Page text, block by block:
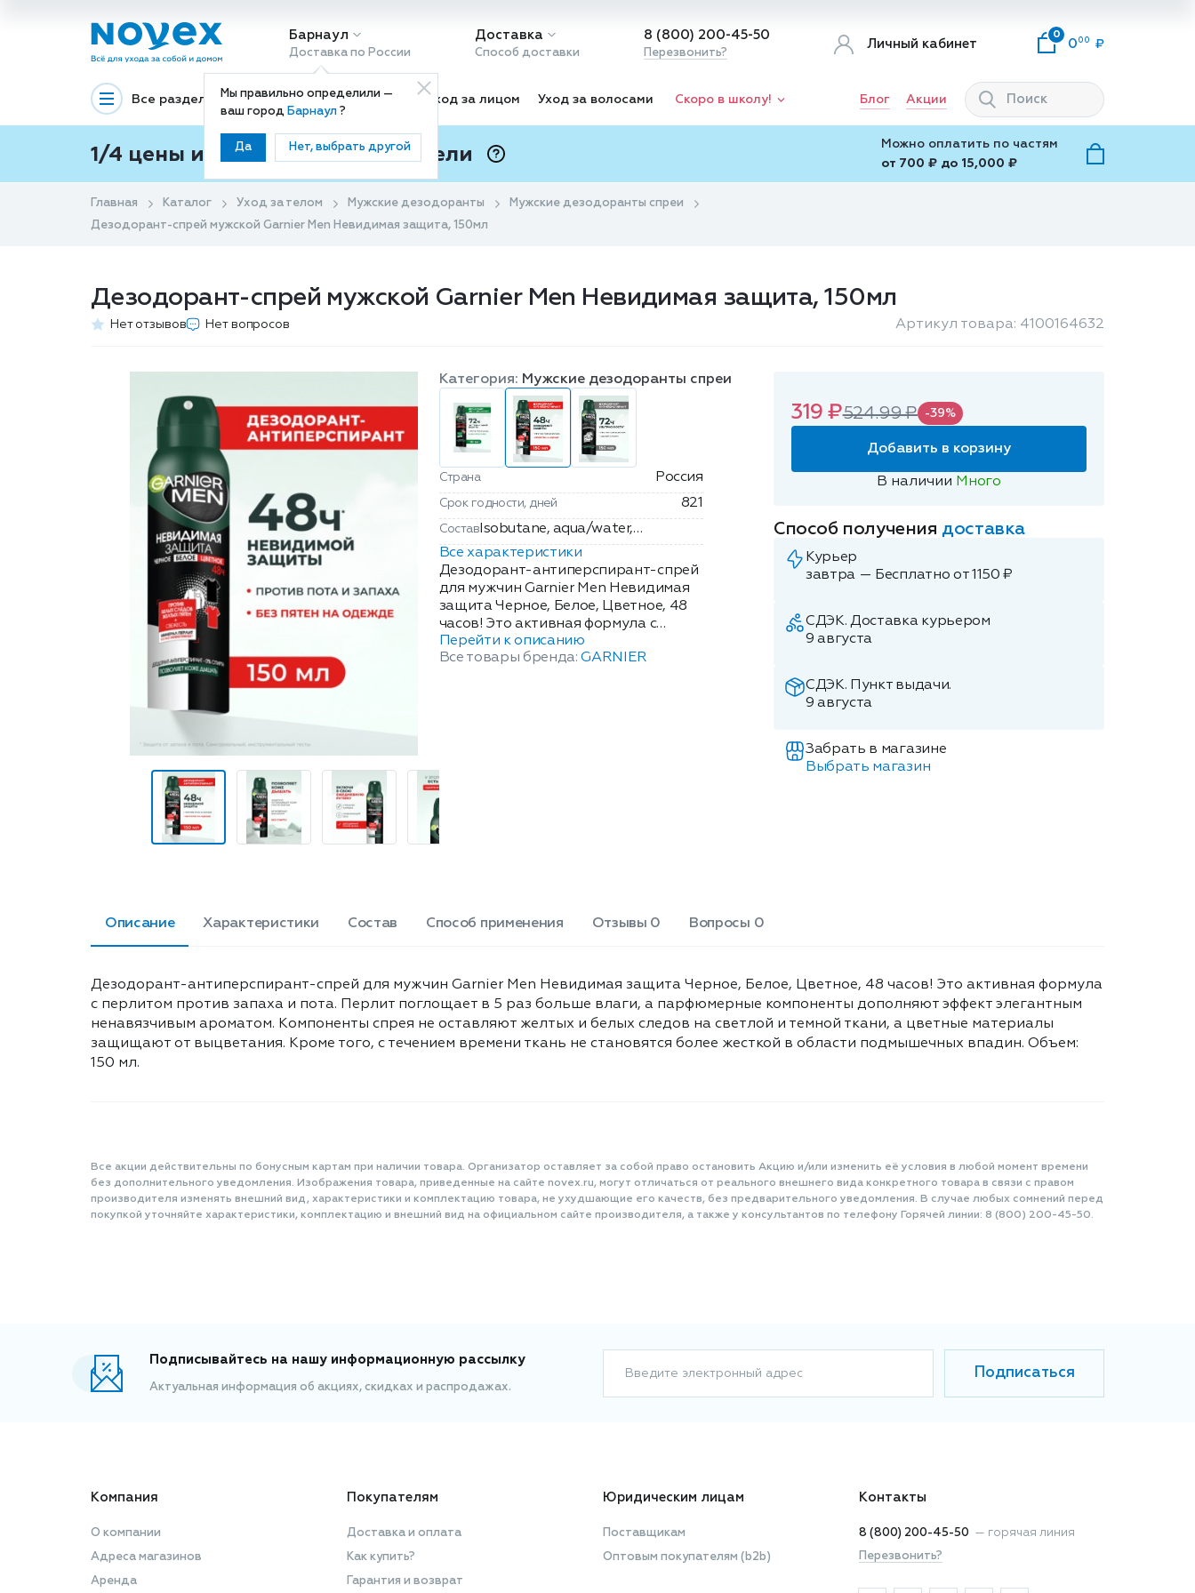
Барнаул
Доставка по России
Мы правильно определили —
ваш город Барнаул?
Да Нет, выбрать другой
Доставка
Способ доставки
8 (800) 200-45-50
Перезвонить?
Личный кабинет
0
0 00
Все разделы Декоративная косметика Уход за лицом Уход за волосами Скоро в школу! Блог Акции
1/4 цены и покупки ваши с Подели
Можно оплатить по частям
от 700 ₽ до 15,000 ₽
Главная Каталог Уход за телом Мужские дезодоранты
Мужские дезодоранты спреи
Дезодорант-спрей мужской Garnier Men Невидимая защита, 150мл
Дезодорант-спрей мужской Garnier Men Невидимая защита, 150мл
Нет отзывов Нет вопросов Артикул товара: 4100164632
Категория: Мужские дезодоранты спреи
Страна Россия
Срок годности, дней 821
Состав Isobutane, aqua/water,
dimethicone, aluminum
chlorohydrate, parfum/fragrance,
phenoxyethanol, dimethiconol,
limonene, benzyl salicylate,
linalool, benzyl alcohol, perlite,
tetrasodium glutamate
diacetate, citronellol, citral, lauryl
Все характеристики
Дезодорант-антиперспирант-спрей
для мужчин Garnier Men Невидимая
защита Черное, Белое, Цветное, 48
часов! Это активная формула с
перлитом против запаха и пота.
Перлит поглощает в 5 раз больше
защищают от выцветания. Кроме
того, с течением времени ткань не
становятся более жесткой в области
подмышечных впадин. Объем: 150 мл.
Перейти к описанию
Все товары бренда:GARNIER
319 ₽524.99 ₽ -39%
Добавить в корзину
В наличии Много
Способ получения доставка
Курьер
завтра — Бесплатно от 1150 ₽
СДЭК. Доставка курьером
9 августа
СДЭК. Пункт выдачи.
9 августа
Забрать в магазине
Выбрать магазин
Описание Характеристики Состав Способ применения Отзывы 0 Вопросы 0
Дезодорант-антиперспирант-спрей для мужчин Garnier Men Невидимая защита Черное, Белое, Цветное, 48 часов! Это активная формула
с перлитом против запаха и пота. Перлит поглощает в 5 раз больше влаги, а парфюмерные компоненты дополняют эффект элегантным
ненавязчивым ароматом. Компоненты спрея не оставляют желтых и белых следов на светлой и темной ткани, а цветные материалы
защищают от выцветания. Кроме того, с течением времени ткань не становятся более жесткой в области подмышечных впадин. Объем:
150 мл.
Все акции действительны по бонусным картам при наличии товара. Организатор оставляет за собой право остановить Акцию и/или изменить её условия в любой момент времени
без дополнительного уведомления. Изображения товара, приведенные на сайте novex.ru, могут отличаться от реального внешнего вида конкретного товара в связи с правом
производителя изменять внешний вид, характеристики и комплектацию товара, не ухудшающие его качеств, без предварительного уведомления. В случае любых сомнений перед
покупкой уточняйте характеристики, комплектацию и внешний вид на официальном сайте производителя, а также у консультантов по телефону Горячей линии: 8 (800) 200-45-50.
Подписывайтесь на нашу информационную рассылку
Актуальная информация об акциях, скидках и распродажах.
Введите электронный адрес Подписаться
Компания
О компании
Адреса магазинов
Аренда
Покупателям
Доставка и оплата
Как купить?
Гарантия и возврат
Юридическим лицам
Поставщикам
Оптовым покупателям (b2b)
Контакты
8 (800) 200-45-50 — горячая линия
Перезвонить?